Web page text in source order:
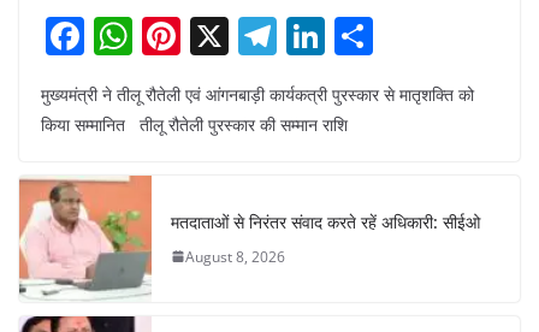
F
a
c
b
o
o
k
W
h
at
A
p
p
Pi
nt
er
X T
el
e
m
Li
n
k
n
h
ar
मुख्यमंत्री ने तीलू रौतेली एवं आंगनबाड़ी कार्यकत्री पुरस्कार से मातृशक्ति को
किया सम्मानित तीलू रौतेली पुरस्कार की सम्मान राशि
मतदाताओं से निरंतर संवाद करते रहें अधिकारी: सीईओ
August 8, 2026